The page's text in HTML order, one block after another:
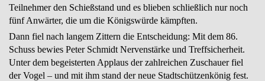
Teilnehmer den Schießstand und es blieben schließlich nur noch
fünf Anwärter, die um die Königswürde kämpften.
Dann fiel nach langem Zittern die Entscheidung: Mit dem 86.
Schuss bewies Peter Schmidt Nervenstärke und Treffsicherheit.
Unter dem begeisterten Applaus der zahlreichen Zuschauer fiel
der Vogel – und mit ihm stand der neue Stadtschützenkönig fest.